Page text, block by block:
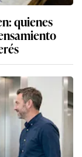
quienes